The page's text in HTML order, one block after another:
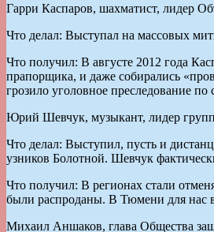
Гарри Каспаров, шахматист, лидер
Что делал: Выступал на массовых
Что получил: В августе 2012 года
прапорщика, и даже собирались
грозило уголовное преследование
Юрий Шевчук, музыкант, лидер
Что делал: Выступил, пусть и
узников Болотной. Шевчук
Что получил: В регионах стали
были распроданы. В Тюмени для нас
Михаил Аншаков, глава Общества